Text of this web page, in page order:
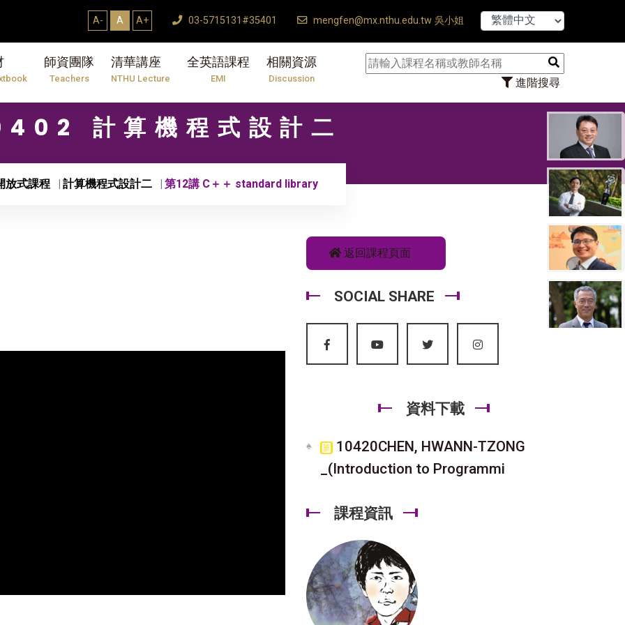
A- A A+ 03-5715131#35401 mengfen@mx.nthu.edu.tw 吳小姐
師資團隊
Teachers
清華講座
NTHU Lecture
全英語課程
EMI
相關資源
Discussion 進階搜尋
【7/31】114學年
計算機程式設計二
放式課程 計算機程式設計二 第12講 C＋＋ standard library
返回課程頁面
SOCIAL SHARE
資料下載
10420CHEN, HWANN-TZONG
_(Introduction to Programmi
課程資訊